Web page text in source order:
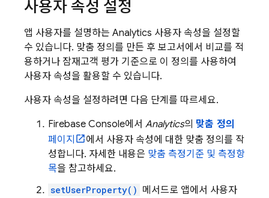
사용자 속성 설정
앱 사용자를 설명하는 Analytics 사용자 속성을 설정할
수 있습니다. 맞춤 정의를 만든 후 보고서에서 비교를 적
용하거나 잠재고객 평가 기준으로 이 정의를 사용하여
사용자 속성을 활용할 수 있습니다.
사용자 속성을 설정하려면 다음 단계를 따르세요.
Firebase Console에서 Analytics의 맞춤 정의
페이지
에서 사용자 속성에 대한 맞춤 정의를 작
성합니다. 자세한 내용은 맞춤 측정기준 및 측정항
목을 참고하세요.
setUserProperty() 메서드로 앱에서 사용자